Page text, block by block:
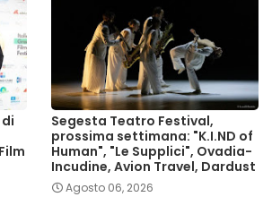
Segesta Teatro Festival,
prossima settimana: "K.I.ND of
Human", "Le Supplici", Ovadia-
Incudine, Avion Travel, Dardust
Agosto 06, 2026